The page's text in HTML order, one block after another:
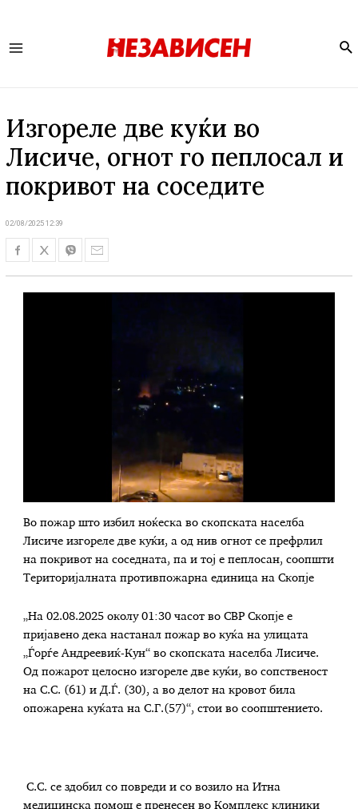
Изгореле две куќи во
Лисиче, огнот го пеплосал и
покривот на соседите
02/08/2025 12:39
Во пожар што избил ноќеска во скопската населба
Лисиче изгореле две куќи, а од нив огнот се префрлил
на покривот на соседната, па и тој е пеплосан, соопшти
Територијалната противпожарна единица на Скопје
„На 02.08.2025 околу 01:30 часот во СВР Скопје е
пријавено дека настанал пожар во куќа на улицата
„Ѓорѓе Андреевиќ-Кун“ во скопската населба Лисиче.
Од пожарот целосно изгореле две куќи, во сопственост
на С.С. (61) и Д.Ѓ. (30), а во делот на кровот била
опожарена куќата на С.Г.(57)“, стои во соопштението.
С.С. се здобил со повреди и со возило на Итна
медицинска помош е пренесен во Комплекс клиники